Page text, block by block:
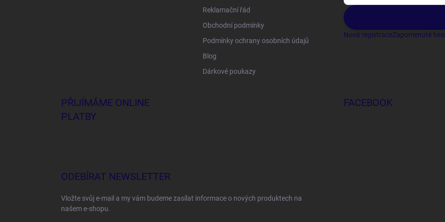
Reklamační řád
Obchodní podmínky
Podmínky ochrany osobních údajů
Blog
Dárkové poukazy
Nová registraceZapomenuté
PŘIJÍMÁME ONLINE
PLATBY
FACEBOOK
ODEBÍRAT NEWSLETTER
Vložte svůj e-mail a my vám budeme zasílat informace o nových produktech na
našem e-shopu.